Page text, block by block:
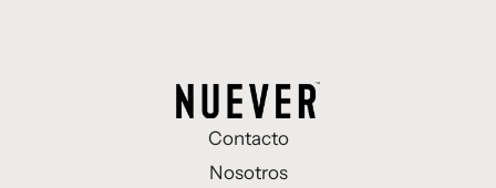
Contacto
Nosotros